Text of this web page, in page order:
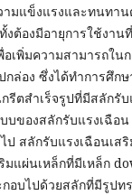
มแข็งแรงและทนทาน
งต้องมีอายุการใช้งา
เพิ่มความสามารถใน
ล่อง ซึ่งได้ทำการศึกษ
รีตสำเร็จรูปที่มีสลักรั
บของสลักรับแรงเฉือ
สลักรับแรงเฉือนเส
มแผ่นเหล็กที่มีเหล็ก
อบไปด้วยสลักที่มีรูปท